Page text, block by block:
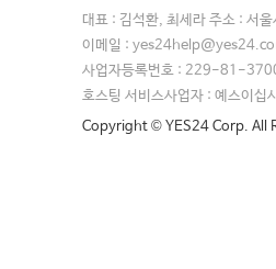
대표 : 김석환, 최세라 주소 : 서
이메일 :
사업자등록번호 : 229-81-
호스팅 서비스사업자 : 예스이십
Copyright © YES24 Corp. All